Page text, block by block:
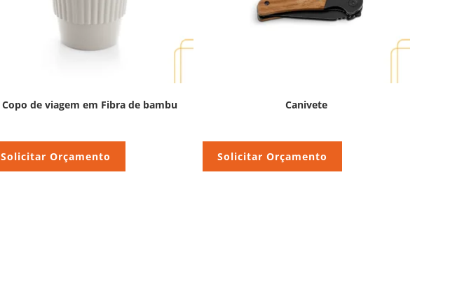
Copo de viagem em Fibra de bambu
Solicitar Orçamento
Canivete
Solicitar Orçamento